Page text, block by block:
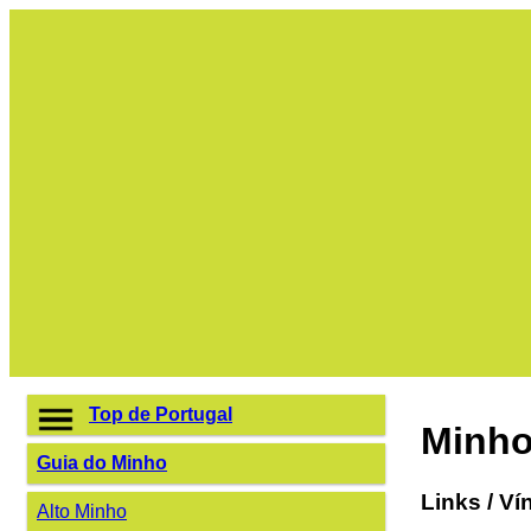
Top de Portugal
Guia do Minho
Alto Minho Links /